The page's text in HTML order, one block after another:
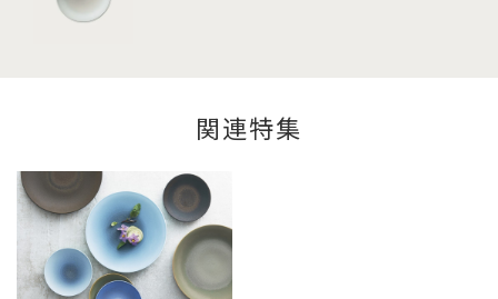
関連特集